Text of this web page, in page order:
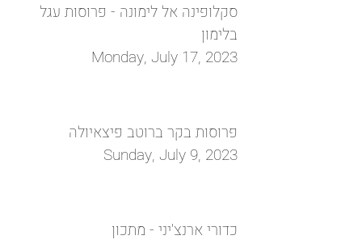
סקלופינה אל לימונה - פרוסות עגל
בלימון
Monday, July 17, 2023
פרוסות בקר ברוטב פיצאיולה
Sunday, July 9, 2023
כדורי ארנצ'יני - מתכון